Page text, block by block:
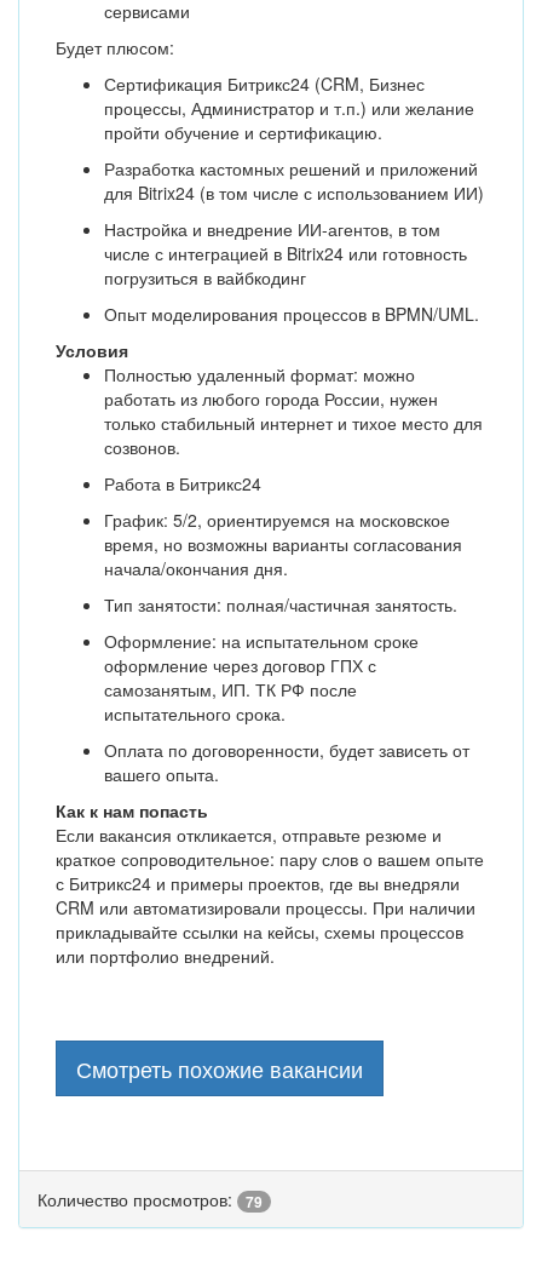
сервисами
Будет плюсом:
Сертификация Битрикс24 (CRM, Бизнес
процессы, Администратор и т.п.) или желание
пройти обучение и сертификацию.
Разработка кастомных решений и приложений
для Bitrix24 (в том числе с использованием ИИ)
Настройка и внедрение ИИ-агентов, в том
числе с интеграцией в Bitrix24 или готовность
погрузиться в вайбкодинг
Опыт моделирования процессов в BPMN/UML.
Условия
Полностью удаленный формат: можно
работать из любого города России, нужен
только стабильный интернет и тихое место для
созвонов.
Работа в Битрикс24
График: 5/2, ориентируемся на московское
время, но возможны варианты согласования
начала/окончания дня.
Тип занятости: полная/частичная занятость.
Оформление: на испытательном сроке
оформление через договор ГПХ с
самозанятым, ИП. ТК РФ после
испытательного срока.
Оплата по договоренности, будет зависеть от
вашего опыта.
Как к нам попасть
Если вакансия откликается, отправьте резюме и
краткое сопроводительное: пару слов о вашем опыте
с Битрикс24 и примеры проектов, где вы внедряли
CRM или автоматизировали процессы. При наличии
прикладывайте ссылки на кейсы, схемы процессов
или портфолио внедрений.
Смотреть похожие вакансии
Количество просмотров: 79